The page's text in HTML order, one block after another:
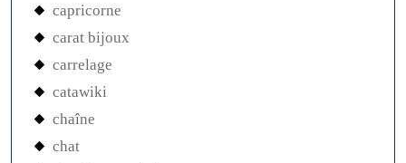
capricorne
carat bijoux
carrelage
catawiki
chaîne
chat